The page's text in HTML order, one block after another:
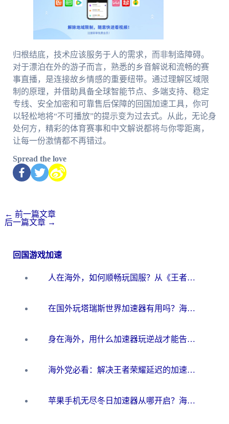
归根结底，技术应该服务于人的需求，而非制造障碍。
对于漂泊在外的游子而言，熟悉的乡音解说和流畅的赛
事直播，是连接故乡情感的重要纽带。通过理解区域限
制的原理，并借助具备全球智能节点、多端支持、稳定
专线、安全加密和可靠售后保障的回国加速工具，你可
以轻松地将“不可播放”的提示变为过去式。从此，无论身
处何方，精彩的体育赛事和中文解说都将与你零距离，
让每一份激情都不再错过。
Spread the love
← 前一篇文章
后一篇文章 →
回国游戏加速
人在海外，如何顺畅玩国服？从《王者荣耀》到《云图计划》的加速器终极指南
在国外玩塔瑞斯世界加速器有用吗？海外玩家亲测后的真实答案
身在海外，用什么加速器玩逆战才能告别延迟？
海外党必看：解决王者荣耀延迟的加速器终极指南——从EVE到猫和老鼠，一个工具全搞定
苹果手机无尽冬日加速器从哪开启？海外玩家的冬日生存指南